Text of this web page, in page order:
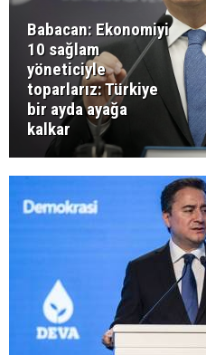
Babacan: Ekonomiyi
10 sağlam
yöneticiyle
toparlarız: Türkiye
bir ayda ayağa
kalkar